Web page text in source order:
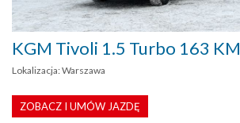
KGM Tivoli 1.5 Turbo 163 KM
Lokalizacja: Warszawa
ZOBACZ I UMÓW JAZDĘ